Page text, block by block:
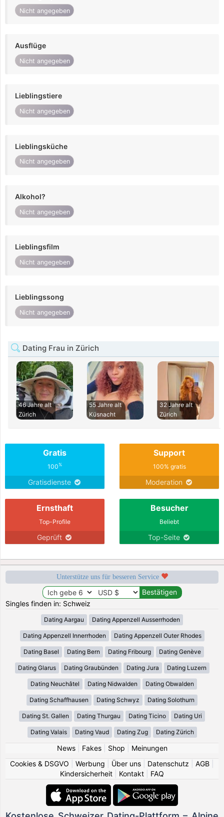
Nicht angegeben
Ausflüge
Nicht angegeben
Lieblingstiere
Nicht angegeben
Lieblingsküche
Nicht angegeben
Alkohol?
Nicht angegeben
Lieblingsfilm
Nicht angegeben
Lieblingssong
Nicht angegeben
Dating Frau in Zürich
46 Jahre alt
Zürich
55 Jahre alt
Küsnacht
32 Jahre alt
Zürich
Gratis
100%
Gratisdienste
Support
100% gratis
Moderation
Ernsthaft
Top-Profile
Geprüft
Besucher
Beliebt
Top-Seite
Unterstütze uns für besseren Service
Singles finden in: Schweiz
Dating Aargau Dating Appenzell Ausserrhoden
Dating Appenzell Innerrhoden Dating Appenzell Outer Rhodes
Dating Basel Dating Bern Dating Fribourg Dating Genève
Dating Glarus Dating Graubünden Dating Jura Dating Luzern
Dating Neuchâtel Dating Nidwalden Dating Obwalden
Dating Schaffhausen Dating Schwyz Dating Solothurn
Dating St. Gallen Dating Thurgau Dating Ticino Dating Uri
Dating Valais Dating Vaud Dating Zug Dating Zürich
News| Fakes| Shop
Meinungen
Cookies & DSGVO
Werbung Über uns Datenschutz AGB
Kindersicherheit
Kontakt FAQ